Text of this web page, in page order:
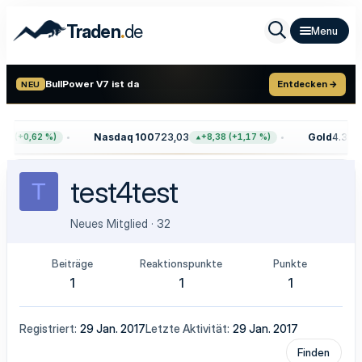
Traden.de
NEU BullPower V7 ist da Entdecken →
(+0,62 %) Nasdaq 100723,03 +8,38 (+1,17 %) Gold
T test4test
Neues Mitglied · 32
Beiträge
1
Reaktionspunkte
1
Punkte
1
Registriert 29 Jan. 2017Letzte Aktivität 29 Jan. 2017
Finden